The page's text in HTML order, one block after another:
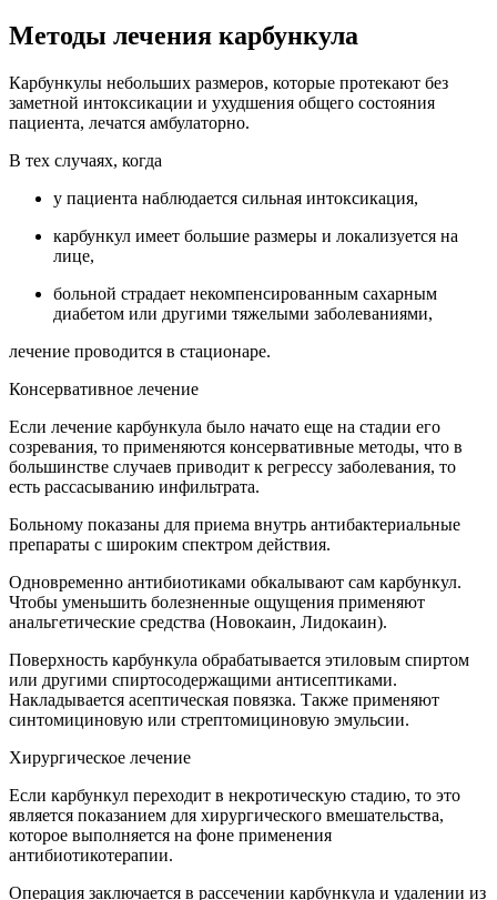
Методы лечения карбункула
Карбункулы небольших размеров, которые протекают без
заметной интоксикации и ухудшения общего состояния
пациента, лечатся амбулаторно.
В тех случаях, когда
у пациента наблюдается сильная интоксикация,
карбункул имеет большие размеры и локализуется на
лице,
больной страдает некомпенсированным сахарным
диабетом или другими тяжелыми заболеваниями,
лечение проводится в стационаре.
Консервативное лечение
Если лечение карбункула было начато еще на стадии его
созревания, то применяются консервативные методы, что в
большинстве случаев приводит к регрессу заболевания, то
есть рассасыванию инфильтрата.
Больному показаны для приема внутрь антибактериальные
препараты с широким спектром действия.
Одновременно антибиотиками обкалывают сам карбункул.
Чтобы уменьшить болезненные ощущения применяют
анальгетические средства (Новокаин, Лидокаин).
Поверхность карбункула обрабатывается этиловым спиртом
или другими спиртосодержащими антисептиками.
Накладывается асептическая повязка. Также применяют
синтомициновую или стрептомициновую эмульсии.
Хирургическое лечение
Если карбункул переходит в некротическую стадию, то это
является показанием для хирургического вмешательства,
которое выполняется на фоне применения
антибиотикотерапии.
Операция заключается в рассечении карбункула и удалении из